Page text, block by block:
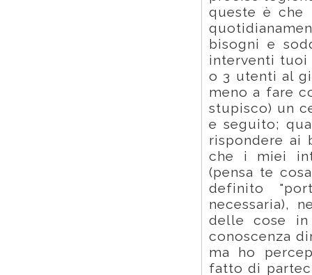
queste è che
bisogni e
interventi tuoi
o 3 utenti al
meno a fare
stupisco) un
e seguito;
rispondere ai
che i miei
(pensa te
definito
necessaria),
delle cose in
conoscenza
ma ho
fatto di